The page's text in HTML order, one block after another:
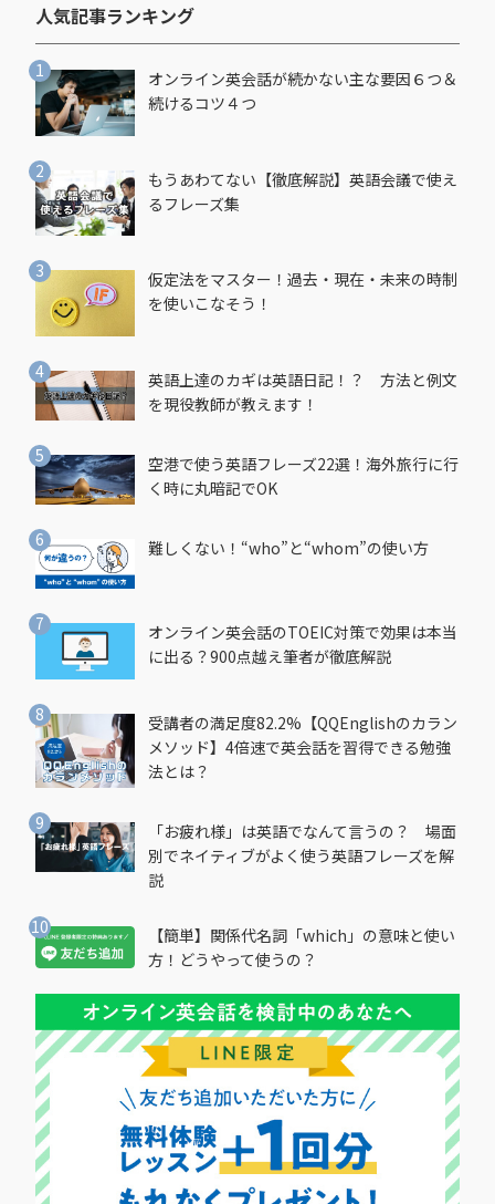
人気記事ランキング​
オンライン英会話が続かない主な要因６つ＆
続けるコツ４つ
もうあわてない【徹底解説】英語会議で使え
るフレーズ集
仮定法をマスター！過去・現在・未来の時制
を使いこなそう！
英語上達のカギは英語日記！？ 方法と例文
を現役教師が教えます！
空港で使う英語フレーズ22選！海外旅行に行
く時に丸暗記でOK
難しくない！“who”と“whom”の使い方
オンライン英会話のTOEIC対策で効果は本当
に出る？900点越え筆者が徹底解説
受講者の満足度82.2%【QQEnglishのカラン
メソッド】4倍速で英会話を習得できる勉強
法とは？
「お疲れ様」は英語でなんて言うの？ 場面
別でネイティブがよく使う英語フレーズを解
説
【簡単】関係代名詞「which」の意味と使い
方！どうやって使うの？